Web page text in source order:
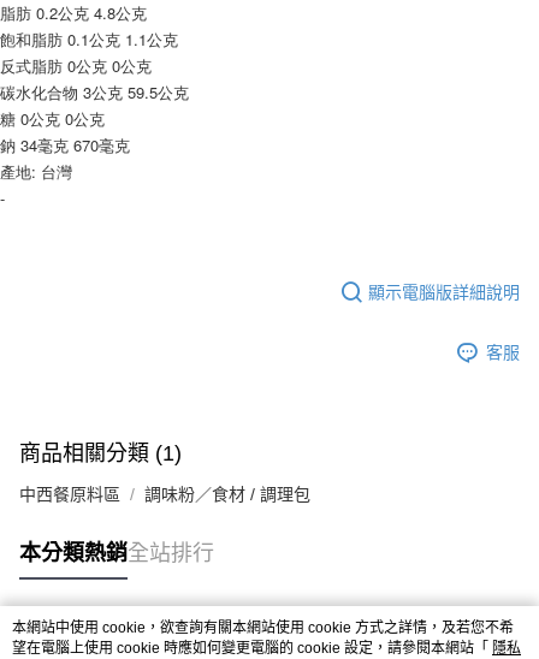
【「AFTEE先享後付」結帳流程】
１．於結帳方式選擇「AFTEE先享後付」後，將跳轉至「AFTEE先享後付」
結帳頁面，進行簡訊認證並確認金額後，即可完成結帳。
２．訂單成立數日內，您將收到繳費通知簡訊。
３．收到繳費通知簡訊後14天內，點擊此簡訊中的連結，可透過四大超商／
ATM／網路銀行／等多元方式進行付款，方視為交易完成。
※ 請注意：結帳手續完成當下不需立刻繳費，但若您需要取消訂單，請聯絡
購買商品的店家。未經商家同意取消之訂單仍視為有效，需透過AFTEE先享
易，需依本服務之必要範圍內提供個人資料，並將交易相關給付款項請求債
「AFTEE先享後付」，若未經同意申辦者引起之損失，本公司不負相關責
４．使用「AFTEE先享後付」時，將依據個別帳號之用戶狀況，依本公司即
請求用戶進行身份認證。
５．嚴禁一人註冊多個帳號或使用他人資訊註冊。若發現惡意使用之情形，
kg
每筆NT$90，滿NT$990(含以上)免運費
付款後全家取貨-重量限制含紙箱10kg，請控制商品重量在9~
9.5kg
每筆NT$90，滿NT$990(含以上)免運費
每筆NT$150，滿NT$2,000(含以上)免運費
離島客戶-中華郵政
脂肪 0.2公克 4.8公克
飽和脂肪 0.1公克 1.1公克
反式脂肪 0公克 0公克
碳水化合物 3公克 59.5公克
糖 0公克 0公克
鈉 34毫克 670毫克
產地: 台灣
-
顯示電腦版詳細說明
客服
商品相關分類 (1)
中西餐原料區 調味粉／食材 / 調理包
本分類熱銷全站排行
熱門標籤
本網站中使用 cookie，欲查詢有關本網站使用 cookie 方式之詳情，及若您不希
望在電腦上使用 cookie 時應如何變更電腦的 cookie 設定，請參閱本網站「 隱私